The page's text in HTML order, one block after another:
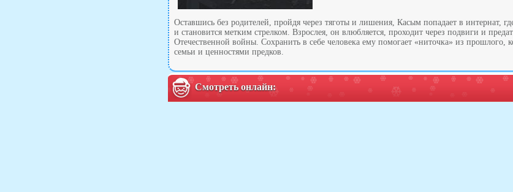
Оставшись без родителей, пройдя через тяготы и лишения, Касым попадает в интернат,
и становится метким стрелком. Взрослея, он влюбляется, проходит через подвиги и
Отечественной войны. Сохранить в себе человека ему помогает «ниточка» из прошлого,
семьи и ценностями предков.
Смотреть онлайн: